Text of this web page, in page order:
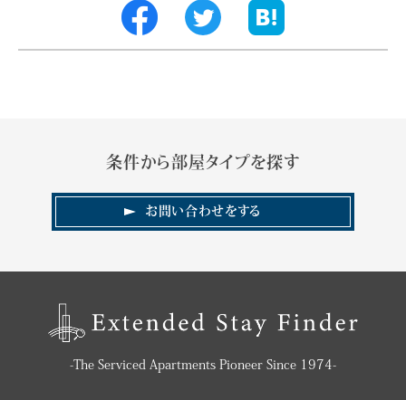
条件から部屋タイプを探す
お問い合わせをする
-The Serviced Apartments Pioneer Since 1974-